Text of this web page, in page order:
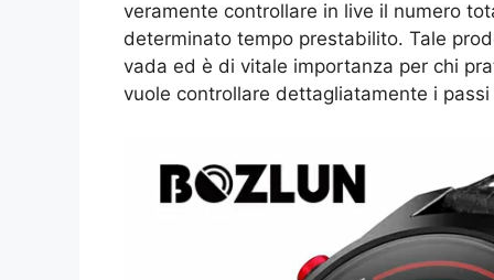
veramente controllare in live il numero
determinato tempo prestabilito. Tale
vada ed è di vitale importanza per chi
vuole controllare dettagliatamente i